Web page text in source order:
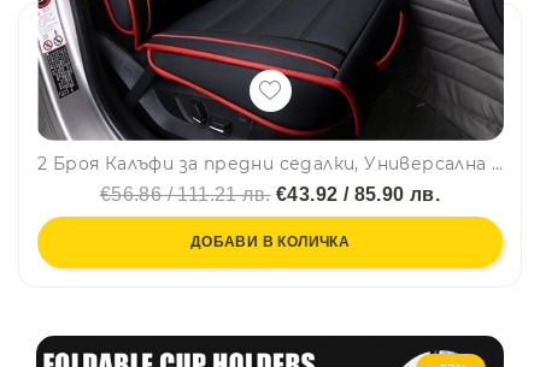
2 Броя Калъфи за предни седалки, Универсална Кожена Тапицерия, Черно и Червено
€56.86 / 111.21 лв.€43.92 / 85.90 лв.
ДОБАВИ В КОЛИЧКА